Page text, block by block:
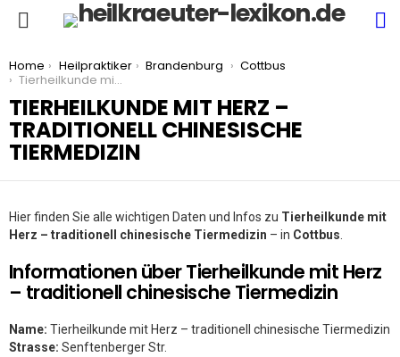
You are here:
Home Heilpraktiker Brandenburg
Cottbus
Tierheilkunde mit Herz – traditionell chinesische Tiermedizin
TIERHEILKUNDE MIT HERZ –
TRADITIONELL CHINESISCHE
TIERMEDIZIN
Hier finden Sie alle wichtigen Daten und Infos zu Tierheilkunde mit
Herz – traditionell chinesische Tiermedizin – in Cottbus
Informationen über Tierheilkunde mit Herz
– traditionell chinesische Tiermedizin
Name: Tierheilkunde mit Herz – traditionell chinesische Tiermedizin
Strasse: Senftenberger Str.